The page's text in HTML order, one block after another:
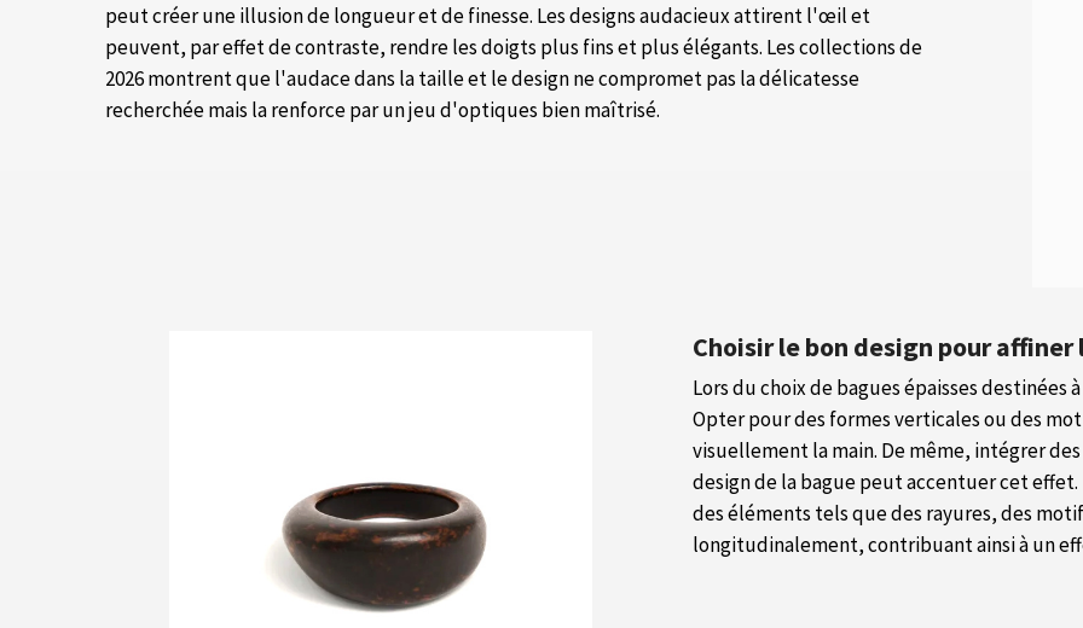
peut créer une illusion de longueur et de finesse. Les designs audacieux attirent l'œil et
peuvent, par effet de contraste, rendre les doigts plus fins et plus élégants. Les collections de
2026 montrent que l'audace dans la taille et le design ne compromet pas la délicatesse
recherchée mais la renforce par un jeu d'optiques bien maîtrisé.
Choisir le bon design pour
Lors du choix de bagues épaisses
Opter pour des formes verticales ou des
visuellement la main. De même, intégrer
design de la bague peut accentuer cet effet.
des éléments tels que des rayures, des
longitudinalement, contribuant ainsi à un